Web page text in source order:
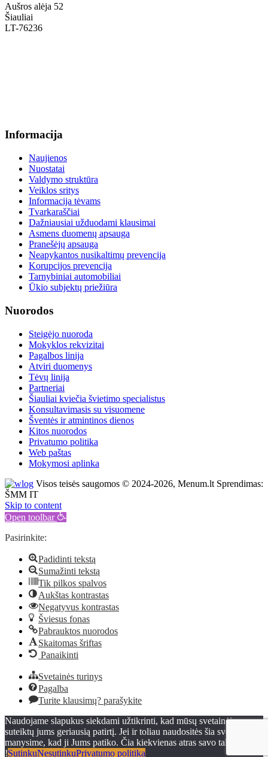
Aušros alėja 52
Šiauliai
LT-76236
Informacija
Naujienos
Nuostatai
Valdymo struktūra
Veiklos sritys
Informacija tėvams
Tvarkaraščiai
Dažniausiai užduodami klausimai
Asmens duomenų apsauga
Pranešėjų apsauga
Neapykantos nusikaltimų prevencija
Korupcijos prevencija
Tarnybiniai automobiliai
Ūkio subjektų priežiūra
Nuorodos
Steigėjo nuoroda
Mokyklos rekvizitai
Pagalbos linija
Atviri duomenys
Tėvų linija
Partneriai
Šiauliai kviečia švietimo specialistus
Konsultavimasis su visuomene
Šventės ir atmintinos dienos
Kitos nuorodos
Privatumo politika
Web paštas
Mokymosi aplinka
Visos teisės saugomos © 2024-2026, Menum.lt Sprendimas:
ŠMM IT
Skip to content
Open toolbar
Pasirinkite:
Padidinti tekstą
Sumažinti tekstą
Tik pilkos spalvos
Aukštas kontrastas
Negatyvus kontrastas
Šviesus fonas
Pabrauktos nuorodos
Skaitomas šriftas
Panaikinti
Svetainės turinys
Pagalba
Turite klausimų? parašykite
Naudojame slapukus siekdami užtikrinti, kad mūsų svetainėje
suteiktų jums geriausią patirtį. Jei ir toliau naudositės šia svetaine,
manysime, kad ji Jums patiko. Čia kiekvienas atras savo talentą
!SutinkuNesutinkuPrivatumo politika